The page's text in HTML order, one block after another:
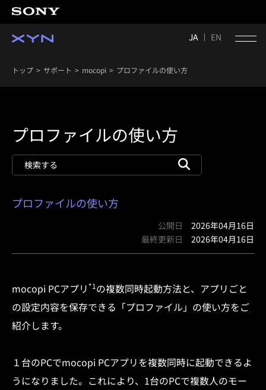
JA EN
トップ サポート mocopi プロファイルの使い方
プロファイルの使い方
プロファイルの使い方
公開日 2026年04月16日
最終更新日 2026年04月16日
mocopi PCアプリ *1 の複数同時起動方法と、アプリごと
の設定内容を保存できる「プロファイル」の使い方をご
紹介します。​
１台のPCでmocopi PCアプリを複数同時に起動できるよ
うになりました。これにより、1台のPCで複数人のモー